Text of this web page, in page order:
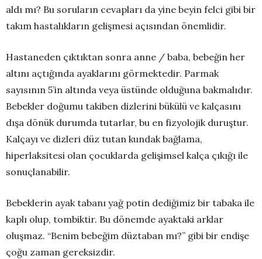
aldı mı? Bu soruların cevapları da yine beyin felci gibi bir
takım hastalıkların gelişmesi açısından önemlidir.
Hastaneden çıktıktan sonra anne / baba, bebeğin her
altını açtığında ayaklarını görmektedir. Parmak
sayısının 5’in altında veya üstünde olduğuna bakmalıdır.
Bebekler doğumu takiben dizlerini bükülü ve kalçasını
dışa dönük durumda tutarlar, bu en fizyolojik duruştur.
Kalçayı ve dizleri düz tutan kundak bağlama,
hiperlaksitesi olan çocuklarda gelişimsel kalça çıkığı ile
sonuçlanabilir.
Bebeklerin ayak tabanı yağ potin dediğimiz bir tabaka ile
kaplı olup, tombiktir. Bu dönemde ayaktaki arklar
oluşmaz. “Benim bebeğim düztaban mı?” gibi bir endişe
çoğu zaman gereksizdir.